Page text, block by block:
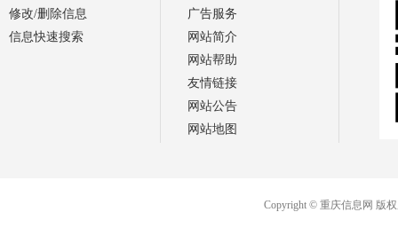
修改/删除信息
信息快速搜索
广告服务
网站简介
网站帮助
友情链接
网站公告
网站地图
Copyright © 重庆信息网 版